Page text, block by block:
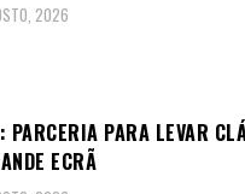
2026
PARCERIA PARA LEVAR
ECRÃ